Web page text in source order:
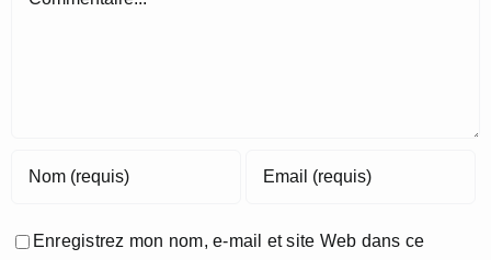
Enregistrez mon nom, e-mail et site Web dans ce